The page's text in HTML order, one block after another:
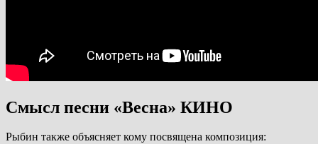
Смысл песни «Весна» КИНО
Рыбин также объясняет кому посвящена композиция: